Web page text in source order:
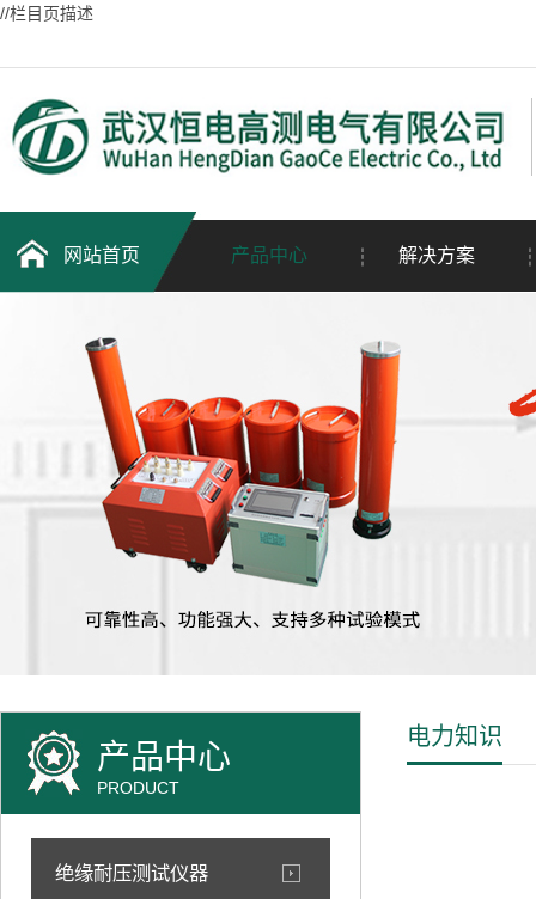
//栏目页描述
网站首页 产品中心 解决方案
产品中心
PRODUCT
绝缘耐压测试仪器
电力知识